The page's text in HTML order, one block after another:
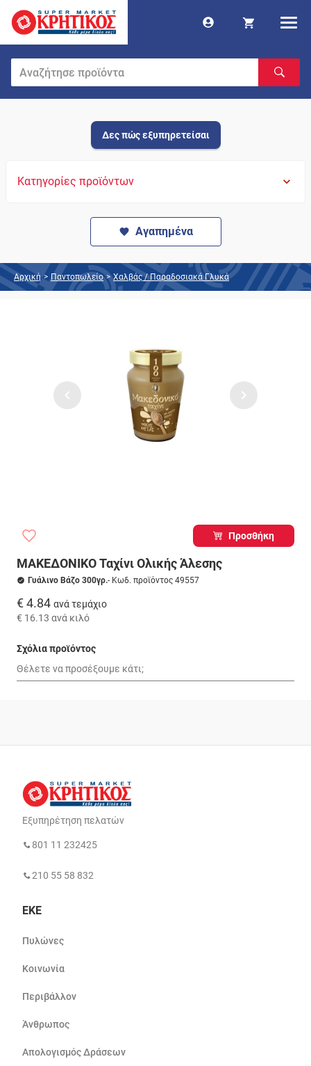
Δες πώς εξυπηρετείσαι
Κατηγορίες προϊόντων
Αγαπημένα
Αρχική > Παντοπωλείο > Χαλβάς / Παραδοσιακά Γλυκά
Προσθήκη
ΜΑΚΕΔΟΝΙΚΟ Ταχίνι Ολικής Άλεσης
Γυάλινο Βάζο 300γρ.- Κωδ. προϊόντος 49557
€ 4.84 ανά τεμάχιο
€ 16.13 ανά κιλό
Σχόλια προϊόντος
Εξυπηρέτηση πελατών
801 11 232425
210 55 58 832
ΕΚΕ
Πυλώνες
Κοινωνία
Περιβάλλον
Άνθρωπος
Απολογισμός Δράσεων